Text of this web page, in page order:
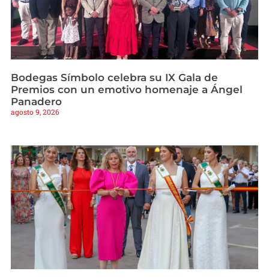
Bodegas Símbolo celebra su IX Gala de
Premios con un emotivo homenaje a Ángel
Panadero
agosto 9, 2026